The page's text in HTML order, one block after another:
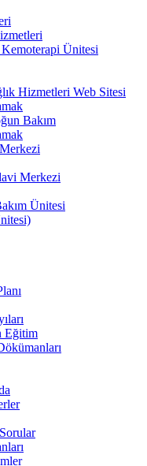
Ünitesi
Hizmetleri Web Sitesi
Bakım
Merkezi
Ünitesi
Eğitim